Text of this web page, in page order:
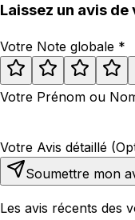
Laissez un avis
Votre Note globale *
Votre Prénom ou
Votre Avis détaillé
Soumettre mon
Les avis récents des